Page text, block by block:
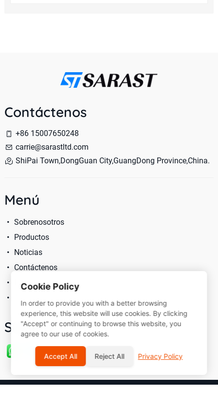
Contáctenos
+86 15007650248
carrie@sarastltd.com
ShiPai Town,DongGuan City,GuangDong Province,China.
Menú
Sobrenosotros
Productos
Noticias
Contáctenos
Política De Privacidad
Síganos
Cookie Policy
In order to provide you with a better browsing
experience, this website will use cookies. By clicking
"Accept" or continuing to browse this website, you
agree to our use of cookies.
Accept All Reject All Privacy Policy